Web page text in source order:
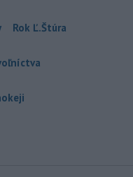
Rok Ľ.Štúra